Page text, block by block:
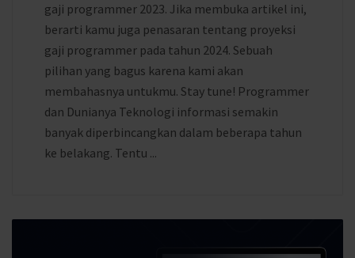
gaji programmer 2023. Jika membuka artikel ini,
berarti kamu juga penasaran tentang proyeksi
gaji programmer pada tahun 2024. Sebuah
pilihan yang bagus karena kami akan
membahasnya untukmu. Stay tune! Programmer
dan Dunianya Teknologi informasi semakin
banyak diperbincangkan dalam beberapa tahun
ke belakang. Tentu ...